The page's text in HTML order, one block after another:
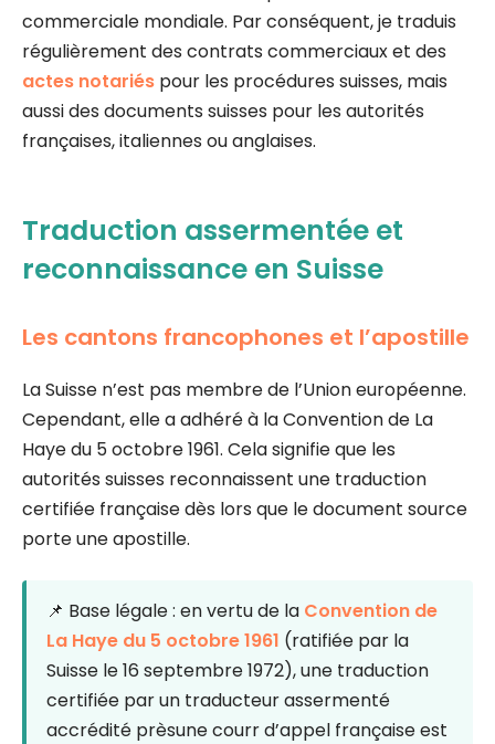
commerciale mondiale. Par conséquent, je traduis
régulièrement des contrats commerciaux et des
actes notariés pour les procédures suisses, mais
aussi des documents suisses pour les autorités
françaises, italiennes ou anglaises.
Traduction assermentée et
reconnaissance en Suisse
Les cantons francophones et l’apostille
La Suisse n’est pas membre de l’Union européenne.
Cependant, elle a adhéré à la Convention de La
Haye du 5 octobre 1961. Cela signifie que les
autorités suisses reconnaissent une traduction
certifiée française dès lors que le document source
porte une apostille.
📌 Base légale : en vertu de la Convention de
La Haye du 5 octobre 1961 (ratifiée par la
Suisse le 16 septembre 1972), une traduction
certifiée par un traducteur assermenté
accrédité prèsune courr d’appel française est